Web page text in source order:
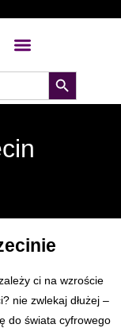
search button
ci na wzroście
nie zwlekaj dłużej –
do świata cyfrowego